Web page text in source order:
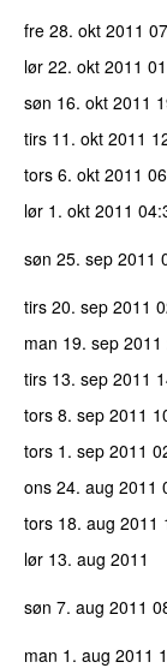
fre 28. okt 2011
lør 22. okt 2011
søn 16. okt 2011
tirs 11. okt 2011
tors 6. okt 2011
lør 1. okt 2011
søn 25. sep 2011
tirs 20. sep 2011
man 19. sep 2011
tirs 13. sep 2011
tors 8. sep 2011
tors 1. sep 2011
ons 24. aug 2011
tors 18. aug 2011
lør 13. aug 2011
søn 7. aug 2011
man 1. aug 2011